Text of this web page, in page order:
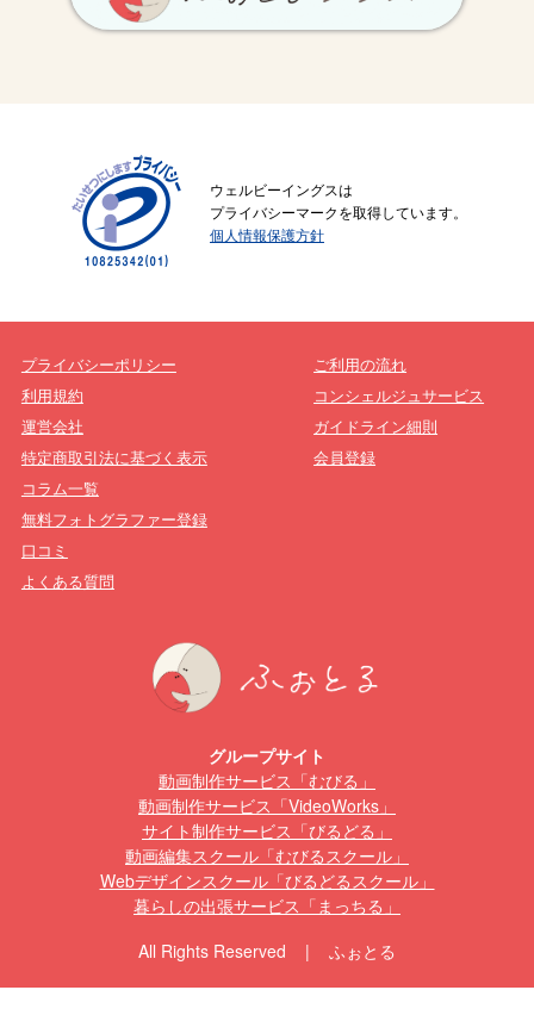
ウェルビーイングスは
プライバシーマークを取得しています。
個人情報保護方針
プライバシーポリシー
利用規約
運営会社
特定商取引法に基づく表示
ご利用の流れ
コンシェルジュサービス
ガイドライン細則
会員登録
コラム一覧
無料フォトグラファー登録
口コミ
よくある質問
グループサイト
動画制作サービス「むびる」
動画制作サービス「VideoWorks」
サイト制作サービス「びるどる」
動画編集スクール「むびるスクール」
Webデザインスクール「びるどるスクール」
暮らしの出張サービス「まっちる」
All Rights Reserved | ふぉとる